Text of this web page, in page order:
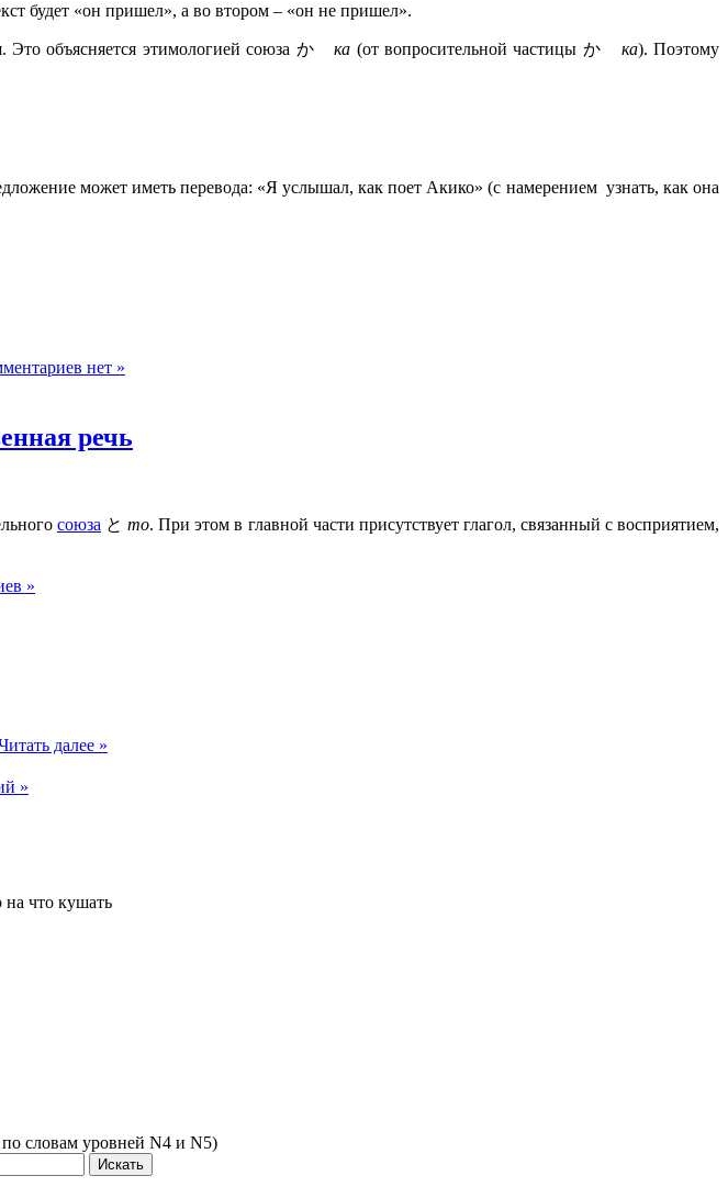
будет «он пришел», а во втором – «он не пришел».
. Это объясняется этимологией союза かка (от вопросительной частицы か ка). Поэтому
может иметь перевода: «Я услышал, как поет Акико» (с намерением узнать, как она
нет »
речь
союза とто. При этом в главной части присутствует глагол, связанный с восприятием,
»
далее »
»
что кушать
словам уровней N4 и N5)